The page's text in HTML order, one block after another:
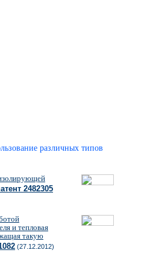
различных типов
2482305
и тепловая
такую
(27.12.2012)